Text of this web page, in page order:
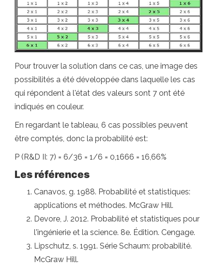
Pour trouver la solution dans ce cas, une image des
possibilités a été développée dans laquelle les cas
qui répondent à l'état des valeurs sont 7 ont été
indiqués en couleur.
En regardant le tableau, 6 cas possibles peuvent
être comptés, donc la probabilité est:
P (R&D II: 7) = 6/36 = 1/6 = 0,1666 = 16,66%
Les références
Canavos, g. 1988. Probabilité et statistiques:
applications et méthodes. McGraw Hill.
Devore, J. 2012. Probabilité et statistiques pour
l'ingénierie et la science. 8e. Édition. Cengage.
Lipschutz, s. 1991. Série Schaum: probabilité.
McGraw Hill.